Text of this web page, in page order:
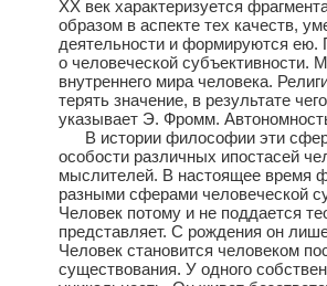
XX век характеризуется
образом в аспекте тех качеств,
деятельности и формируются ею.
о человеческой субъективности.
внутреннего мира человека.
терять значение, в результате
указывает Э. Фромм.
В истории философии эти
особости различных ипостасей
мыслителей. В настоящее время
разными сферами человеческой
Человек потому и не поддается
представляет. С рождения он
Человек становится человеком
существования. У одного